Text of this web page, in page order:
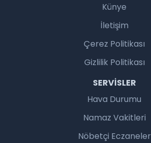
Künye
İletişim
Çerez Politikası
Gizlilik Politikası
SERVISLER
Hava Durumu
Namaz Vakitleri
Nöbetçi Eczaneler